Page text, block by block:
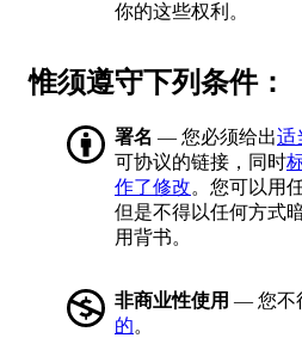
你的这些权利。
惟须遵守下列条件：
署名 — 您必须给出适
可协议的链接，同时
作了修改。您可以用
但是不得以任何方式
用背书。
非商业性使用 — 您不
的。